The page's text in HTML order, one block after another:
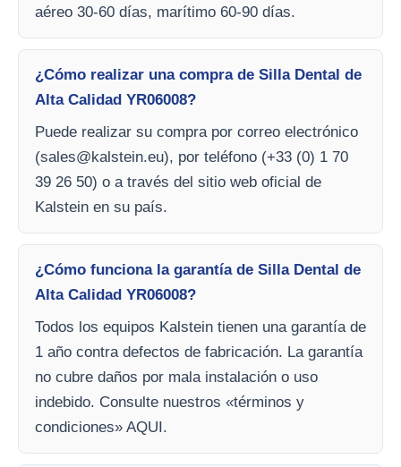
aéreo 30-60 días, marítimo 60-90 días.
¿Cómo realizar una compra de Silla Dental de
Alta Calidad YR06008?
Puede realizar su compra por correo electrónico
(sales@kalstein.eu), por teléfono (+33 (0) 1 70
39 26 50) o a través del sitio web oficial de
Kalstein en su país.
¿Cómo funciona la garantía de Silla Dental de
Alta Calidad YR06008?
Todos los equipos Kalstein tienen una garantía de
1 año contra defectos de fabricación. La garantía
no cubre daños por mala instalación o uso
indebido. Consulte nuestros «términos y
condiciones» AQUI.